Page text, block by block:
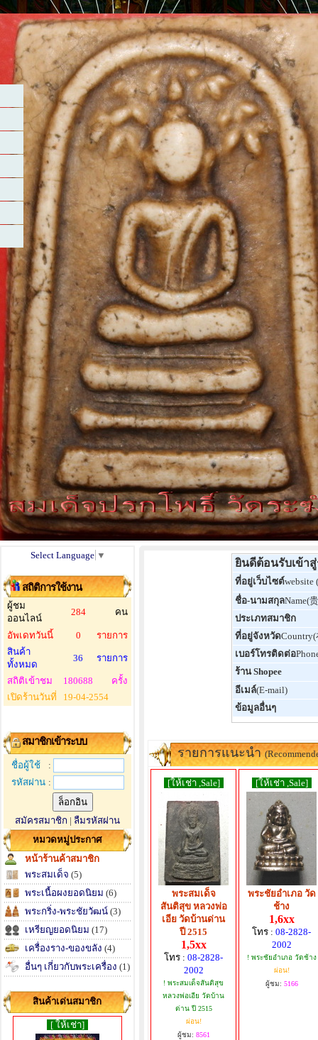
Select Language ▼
สถิติการใช้งาน
ผู้ชม
ออนไลน์
284 คน
อัพเดทวันนี้ 0
รายการ
สินค้า
ทั้งหมด
36 รายการ
สถิติเข้าชม 180688
ครั้ง
เปิดร้านวันที่
19-04-2554
สมาชิกเข้าระบบ
ชื่อผู้ใช้
:
รหัสผ่าน :
สมัครสมาชิก | ลืมรหัสผ่าน
หมวดหมู่ประกาศ
หน้าร้านค้าสมาชิก
พระสมเด็จ (5)
พระเนื้อผงยอดนิยม (6)
พระกริ่ง-พระชัยวัฒน์ (3)
เหรียญยอดนิยม (17)
เครื่องราง-ของขลัง (4)
อื่นๆ เกี่ยวกับพระเครื่อง (1)
สินค้าเด่นสมาชิก
[ ให้เช่า]
ยินดีต้อนรับเข้า
ที่อยู่เว็บไซต์website
ชื่อ-นามสกุลName(
ประเภทสมาชิก
ที่อยู่จังหวัดCountry(
เบอร์โทรติดต่อ
ร้าน Shopee
อีเมล์(E-mail)
ข้อมูลอื่นๆ
รายการแนะนำ
[ให้เช่า ,Sale]
พระสมเด็จ
สันติสุข หลวงพ่อ
เอีย วัดบ้านด่าน
ปี 2515
1,5xx
โทร : 08-2828-
2002
! พระสมเด็จสันติสุข
หลวงพ่อเอีย วัดบ้าน
ด่าน ปี 2515
ผ่อน!
ผู้ชม: 8561
[ให้เช่า ,Sale]
พระชัยอำเภอ วัด
ช้าง
1,6xx
โทร : 08-2828-
2002
! พระชัยอำเภอ วัดช้าง
ผ่อน!
ผู้ชม: 5166